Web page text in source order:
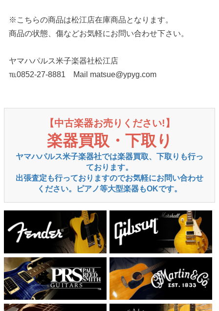
※こちらの商品は松江店在庫商品となります。
商品の状態、傷などお気軽にお問い合わせ下さい。
ヤマハパルス米子楽器社松江店
℡0852-27-8881 Mail matsue@ypyg.com
【中古楽器お売りください!】
楽器買取・下取り
ヤマハパルス米子楽器社では楽器買取、下取りも行っ
ております。
出張査定も行っておりますのでお気軽にお問い合わせ
ください。ピアノ等大型楽器もOKです。